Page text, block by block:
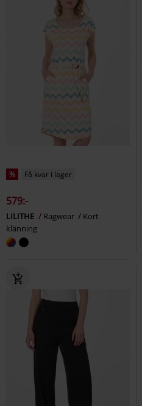
% Få kvar i lager
579:-
LILITHE Ragwear
Kort
klänning